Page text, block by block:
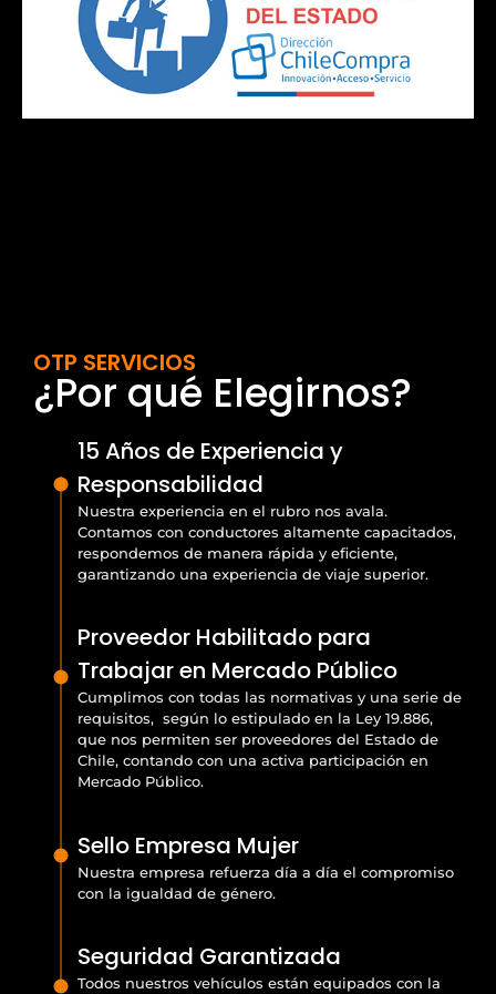
OTP SERVICIOS
¿Por qué Elegirnos?
15 Años de Experiencia y
Responsabilidad
Nuestra experiencia en el rubro nos avala.
Contamos con conductores altamente capacitados,
respondemos de manera rápida y eficiente,
garantizando una experiencia de viaje superior.
Proveedor Habilitado para
Trabajar en Mercado Público
Cumplimos con todas las normativas y una serie de
requisitos, según lo estipulado en la Ley 19.886,
que nos permiten ser proveedores del Estado de
Chile, contando con una activa participación en
Mercado Público.
Sello Empresa Mujer
Nuestra empresa refuerza día a día el compromiso
con la igualdad de género.
Seguridad Garantizada
Todos nuestros vehículos están equipados con la